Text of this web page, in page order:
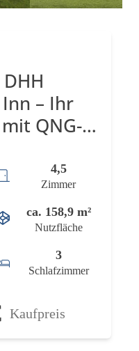
– Ihr
QNG-
4,5
Zimmer
ca. 158,9 m²
Nutzfläche
3
Schlafzimmer
Kaufpreis